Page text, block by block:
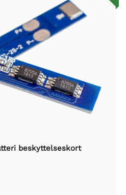
beskyttelseskort